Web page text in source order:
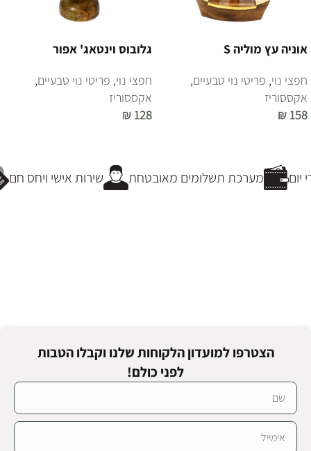
אוניה עץ מוליה S
חפצי נוי, פריטי נוי טבעיים,
אקססוריז
₪ 158
גלובוס וינטאג' אפור
חפצי נוי, פריטי נוי טבעיים,
אקססוריז
₪ 128
שירות אישי ויחס חם מערכת תשלומים מאובטחת
הצטרפו למועדון הלקוחות שלנו וקבלו הטבות
לפני כולם!